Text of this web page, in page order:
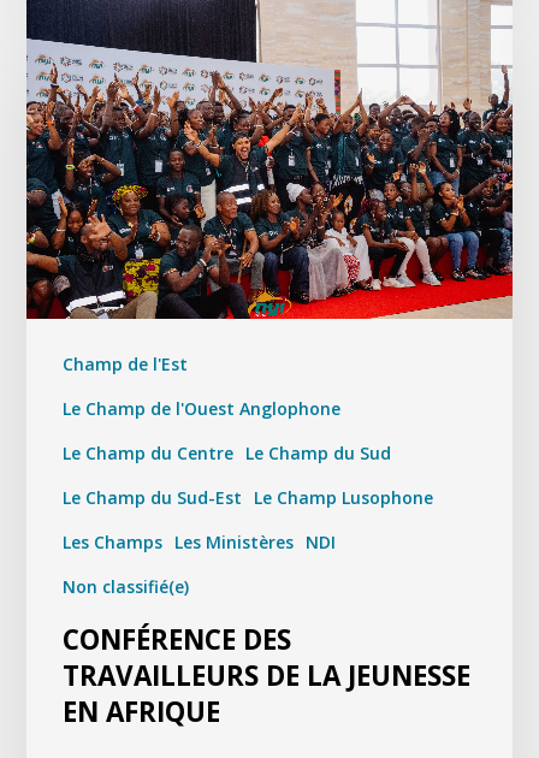
Champ de l'Est
Le Champ de l'Ouest Anglophone
Le Champ du Centre Le Champ du Sud
Le Champ du Sud-Est
Le Champ Lusophone
Les Champs Les Ministères NDI
Non classifié(e)
CONFÉRENCE DES
TRAVAILLEURS DE LA JEUNESSE
EN AFRIQUE